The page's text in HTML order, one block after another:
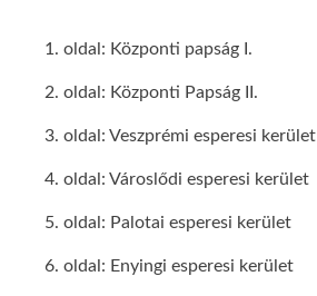
1. oldal: Központi papság I.
2. oldal: Központi Papság II.
3. oldal: Veszprémi esperesi kerület
4. oldal: Városlődi esperesi kerület
5. oldal: Palotai esperesi kerület
6. oldal: Enyingi esperesi kerület